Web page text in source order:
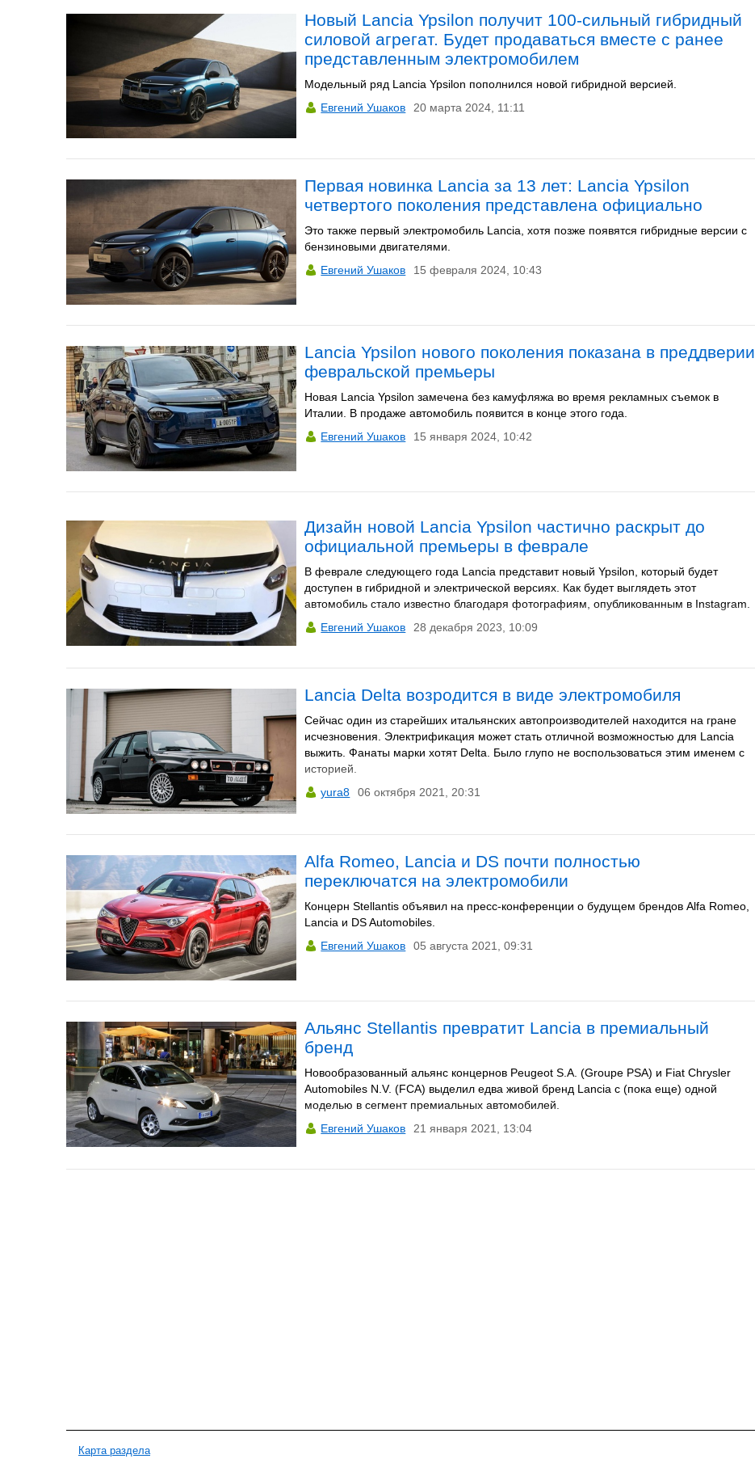
Новый Lancia Ypsilon получит 100-сильный гибридный
силовой агрегат. Будет продаваться вместе с ранее
представленным электромобилем
Модельный ряд Lancia Ypsilon пополнился новой гибридной версией.
Евгений Ушаков
20 марта 2024, 11:11
Первая новинка Lancia за 13 лет: Lancia Ypsilon
четвертого поколения представлена официально
Это также первый электромобиль Lancia, хотя позже появятся гибридные версии с
бензиновыми двигателями.
Евгений Ушаков
15 февраля 2024, 10:43
Lancia Ypsilon нового поколения показана в преддверии
февральской премьеры
Новая Lancia Ypsilon замечена без камуфляжа во время рекламных съемок в
Италии. В продаже автомобиль появится в конце этого года.
Евгений Ушаков
15 января 2024, 10:42
Дизайн новой Lancia Ypsilon частично раскрыт до
официальной премьеры в феврале
В феврале следующего года Lancia представит новый Ypsilon, который будет
доступен в гибридной и электрической версиях. Как будет выглядеть этот
автомобиль стало известно благодаря фотографиям, опубликованным в Instagram.
Евгений Ушаков
28 декабря 2023, 10:09
Lancia Delta возродится в виде электромобиля
Сейчас один из старейших итальянских автопроизводителей находится на гране
исчезновения. Электрификация может стать отличной возможностью для Lancia
выжить. Фанаты марки хотят Delta. Было глупо не воспользоваться этим именем с
историей.
yura8
06 октября 2021, 20:31
Alfa Romeo, Lancia и DS почти полностью
переключатся на электромобили
Концерн Stellantis объявил на пресс-конференции о будущем брендов Alfa Romeo,
Lancia и DS Automobiles.
Евгений Ушаков
05 августа 2021, 09:31
Альянс Stellantis превратит Lancia в премиальный
бренд
Новообразованный альянс концернов Peugeot S.A. (Groupe PSA) и Fiat Chrysler
Automobiles N.V. (FCA) выделил едва живой бренд Lancia с (пока еще) одной
моделью в сегмент премиальных автомобилей.
Евгений Ушаков
21 января 2021, 13:04
Карта раздела